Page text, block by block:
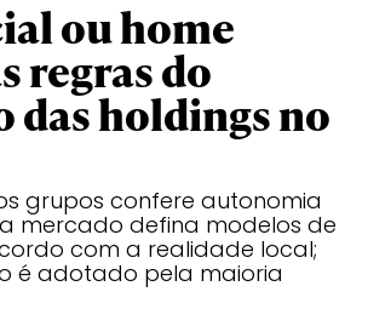
ou home
regras do
das holdings no
grupos confere autonomia
mercado defina modelos de
com a realidade local;
é adotado pela maioria